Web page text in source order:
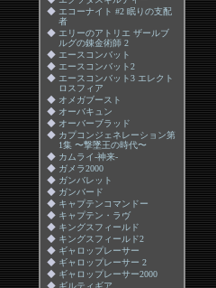
◆ エコーナイト #2 眠りの支配
者
◆ エリーのアトリエ ザールブ
ルグの錬金術師 2
◆ エースコンバット
◆ エースコンバット2
◆ エースコンバット3 エレクト
ロスフィア
◆ オメガブースト
◆ オーバキュン
◆ オーバーブラッド
◆ カプコンジェネレーション第
1集 〜撃墜王の時代〜
◆ カムライ-神来-
◆ ガメラ2000
◆ ガンバレット
◆ ガンバード
◆ キャプテンコマンドー
◆ キャプテン・ラヴ
◆ キングスフィールド
◆ キングスフィールド2
◆ ギャロップレーサー
◆ ギャロップレーサー 2
◆ ギャロップレーサー2000
◆ ギルティギア